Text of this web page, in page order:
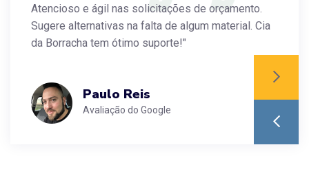
Atencioso e ágil nas solicitações de orçamento.
Sugere alternativas na falta de algum material. Cia
da Borracha tem ótimo suporte!"
Paulo Reis
Avaliação do Google